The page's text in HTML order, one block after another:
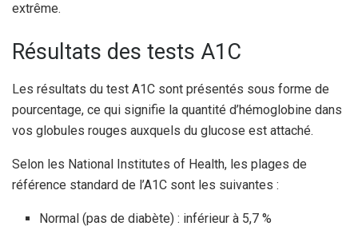
extrême.
Résultats des tests A1C
Les résultats du test A1C sont présentés sous forme de
pourcentage, ce qui signifie la quantité d’hémoglobine dans
vos globules rouges auxquels du glucose est attaché.
Selon les National Institutes of Health, les plages de
référence standard de l’A1C sont les suivantes :
Normal (pas de diabète) : inférieur à 5,7 %